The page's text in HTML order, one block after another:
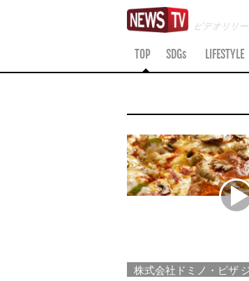
ビデオリリ
TOP SDGs LIFESTYLE
株式会社ドミノ・ピザ